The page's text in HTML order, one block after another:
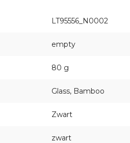
LT95556_N0002
empty
80 g
Glass, Bamboo
Zwart
zwart